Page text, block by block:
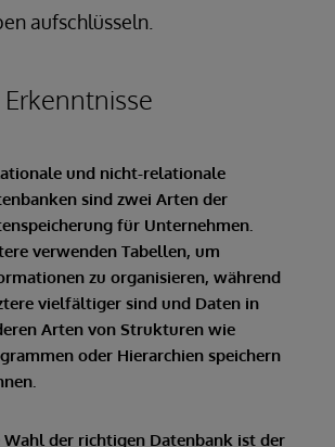
aufschlüsseln.
und nicht-relationale
sind zwei Arten der
für Unternehmen.
verwenden Tabellen, um
zu organisieren, während
vielfältiger sind und Daten in
Arten von Strukturen wie
oder Hierarchien speichern
Wahl der richtigen Datenbank ist der